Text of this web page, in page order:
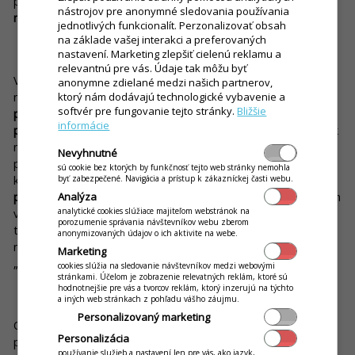
nasnímaní QR kódu na stole.
Prepracovanejšie riešenie
V rámci systému iKelp POS Mobile existuje však aj funkcia s
názvom Inteligentný stôl, vďaka ktorej si môžu hostia
prostredníctvom svojich mobilov jednoducho, rýchlo a
pohodlne objednať to, na čo majú chuť.
Čašníci a personál tak
nemusia prevziať každú objednávku a lietať hore-dole, čím
prispejú aj k stále skloňovanému obmedzeniu osobného
kontaktu. Navyše, za zmienku stojí ajfunkcia virtuálnej
peňaženky. Stačí, keď si stáli zákazníci dobijú kredit na účet ich
virtuálnej peňaženky a môžu realizovať platby – bez potreby
tlačenia daňového dokladu a bez potreby chytania peňazí. Čo
nám z toho vyplýva? Ďalšie úspešné vyhnutie sa kontaktu s
„cudzími predmetmi“.
Zamyslenie na záver
Odporúčania Ministerstva zdravotníctva ČR môžu byť
príkladom pre všetky reštauračné zariadenia, ktoré chcú
nástrojov pre anonymné sledovania používania
jednotlivých funkcionalít. Perzonalizovať obsah
na základe vašej interakci a preferovaných
nastavení. Marketing zlepšiť cielenú reklamu a
relevantnú pre vás. Údaje tak môžu byť
anonymne zdielané medzi našich partnerov,
ktorý nám dodávajú technologické vybavenie a
softvér pre fungovanie tejto stránky.Bližšie
informácie
Nevyhnutné
sú cookie bez ktorých by funkčnosť tejto web stránky nemohla
byť zabezpečené. Navigácia a prístup k zákazníckej časti webu.
Analýza
analytické cookies slúžiace majiteľom webstránok na
porozumenie správania návštevníkov webu zberom
anonymizovaných údajov o ich aktivite na webe.
Marketing
cookies slúžia na sledovanie návštevníkov medzi webovými
stránkami. Účelom je zobrazenie relevatných reklám, ktoré sú
hodnotnejšie pre vás a tvorcov reklám, ktorý inzerujú na týchto
a iných web stránkach z pohľadu vášho záujmu.
Personalizovaný marketing
Personalizácia
používanie služieb a nastavení len pre vás, ako jazyk,